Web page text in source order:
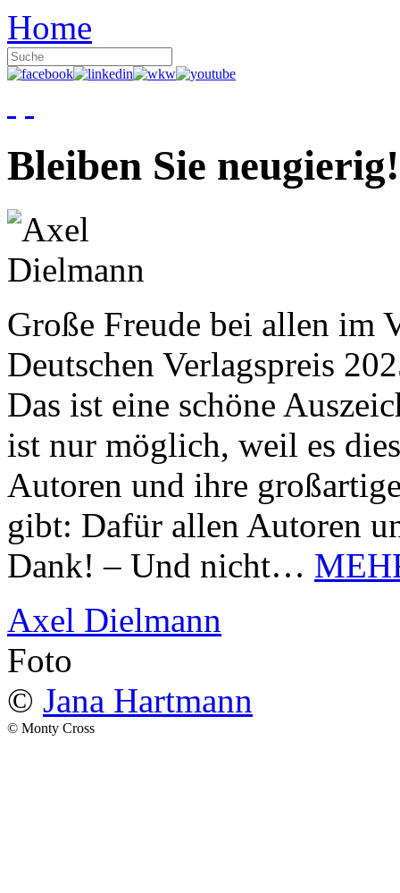
Home
Bleiben Sie neugierig!
Große Freude bei allen im
Deutschen Verlagspreis
Das ist eine schöne
ist nur möglich, weil es
Autoren und ihre
gibt: Dafür allen Autoren
Dank! – Und nicht…
Axel Dielmann
Foto
© Jana Hartmann
© Monty Cross